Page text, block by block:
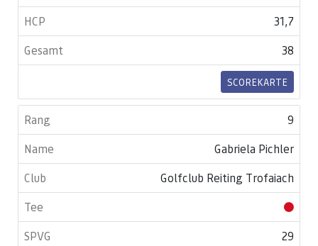
31,7
38
SCOREKARTE
9
Gabriela Pichler
Golfclub Reiting Trofaiach
29